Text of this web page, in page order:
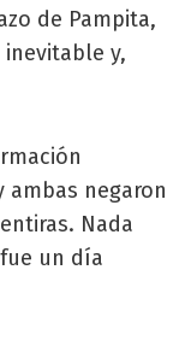
de Pampita,
y,
ambas negaron
Nada
un día